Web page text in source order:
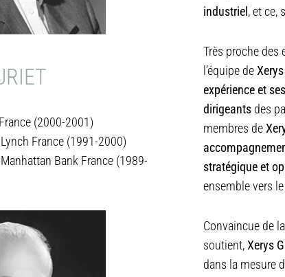
industriel , et ce,
Très proche des
l’équipe de
expérience et
dirigeants des
membres de
stratégique et
ensemble vers
Convaincue de
soutient,Xerys
dans la mesure
(2000-2001)
France (1991-2000)
Bank France (1989-